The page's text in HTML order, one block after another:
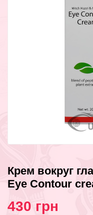
Крем вокруг
Eye Contour
430 грн